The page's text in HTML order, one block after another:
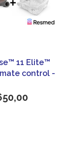
11 Elite™
control -